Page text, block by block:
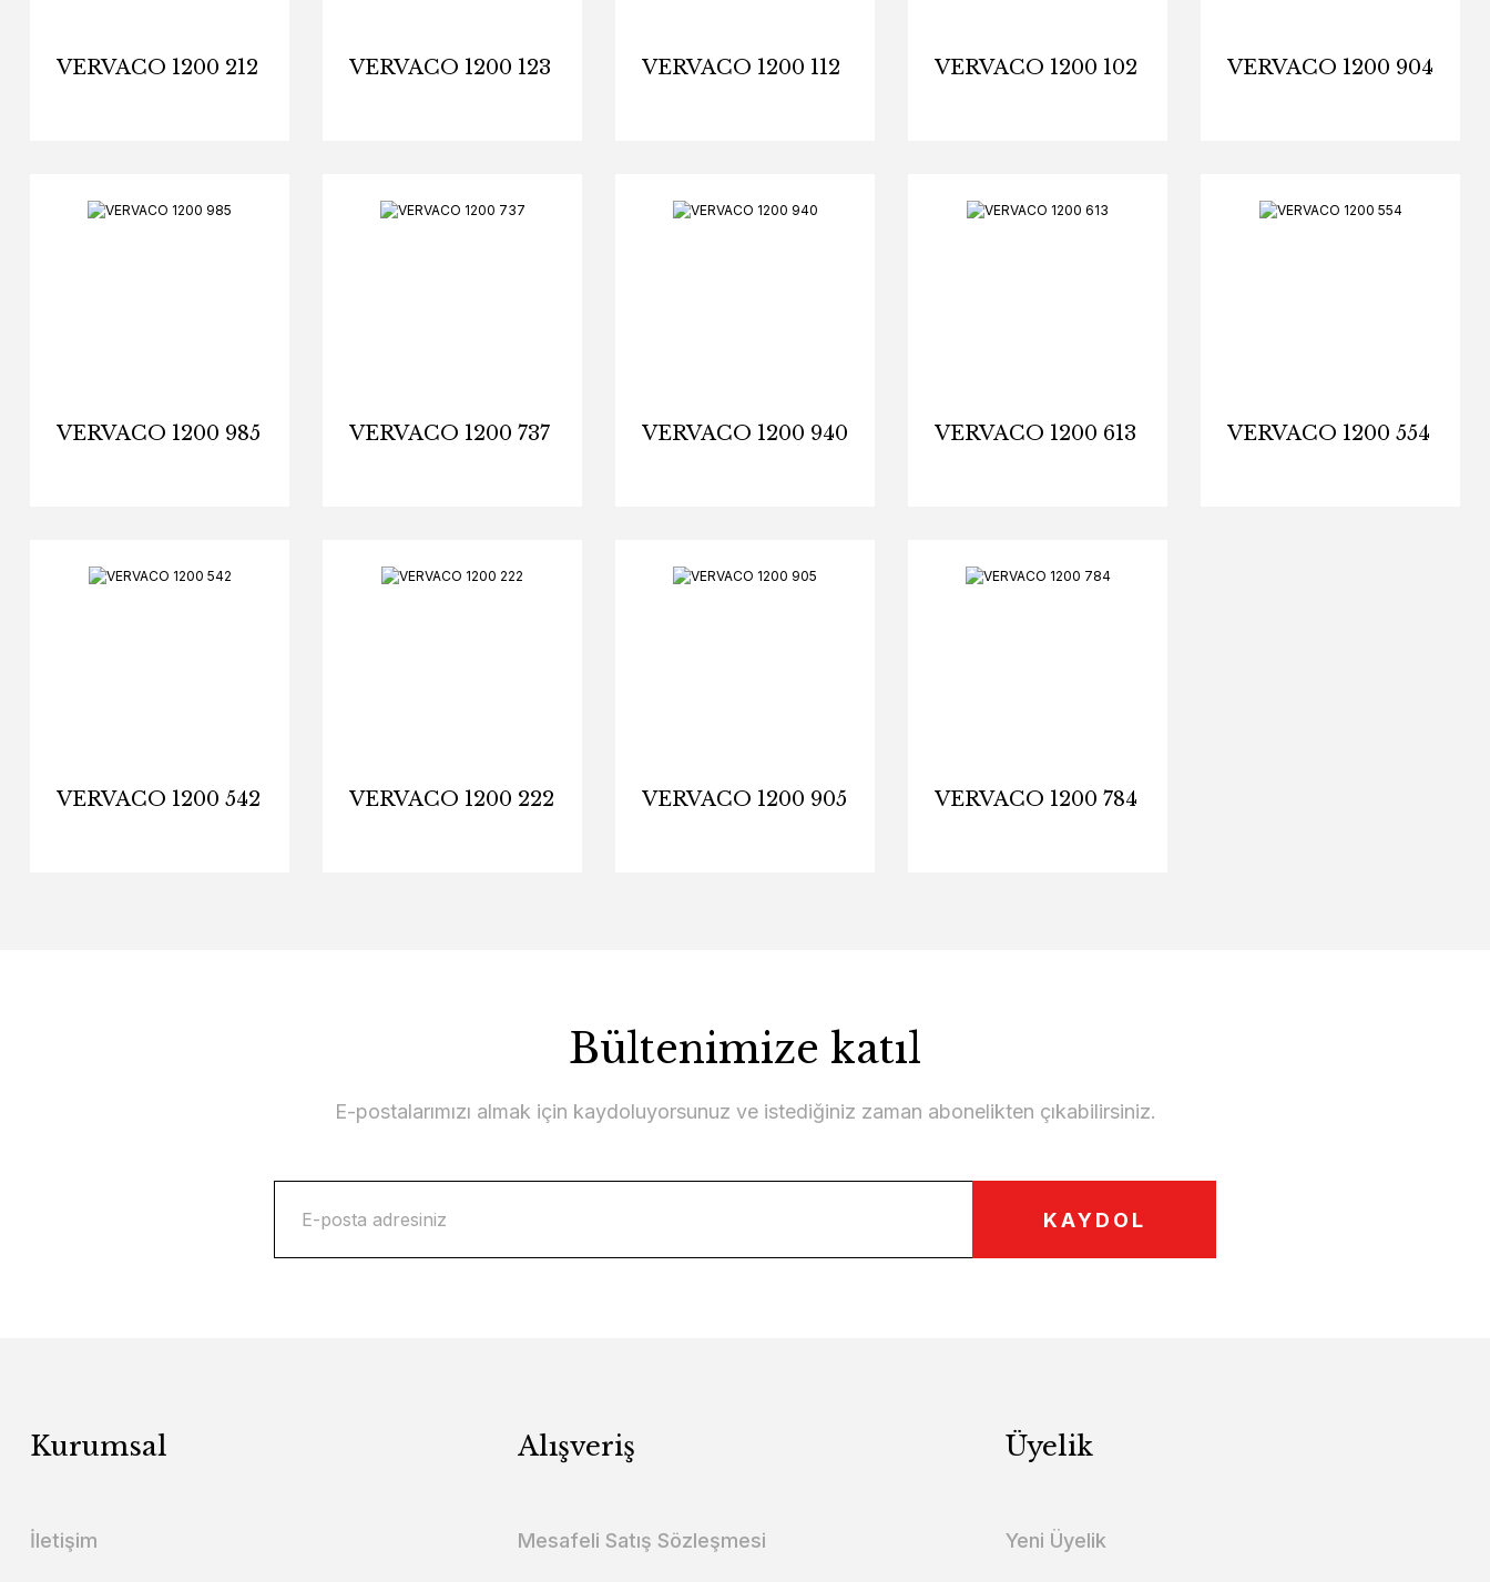
VERVACO 1200 212 VERVACO 1200 123 VERVACO 1200 112 VERVACO 1200 102 VERVACO 1200 904
VERVACO 1200 985 VERVACO 1200 737 VERVACO 1200 940 VERVACO 1200 613 VERVACO 1200 554
VERVACO 1200 542 VERVACO 1200 222 VERVACO 1200 905 VERVACO 1200 784
Bültenimize katıl
E-postalarımızı almak için kaydoluyorsunuz ve istediğiniz zaman abonelikten çıkabilirsiniz.
KAYDOL
Kurumsal
İletişim
Alışveriş
Mesafeli Satış Sözleşmesi
Üyelik
Yeni Üyelik